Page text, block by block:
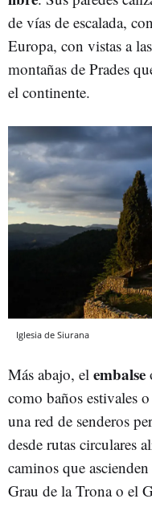
de vías de escalada,
Europa, con vistas a
montañas de Prades
el continente.
Iglesia de Siurana
Más abajo, el embalse
como baños estivales
una red de senderos
desde rutas circulares
caminos que
Grau de la Trona o el